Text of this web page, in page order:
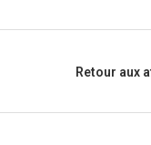
Retour aux